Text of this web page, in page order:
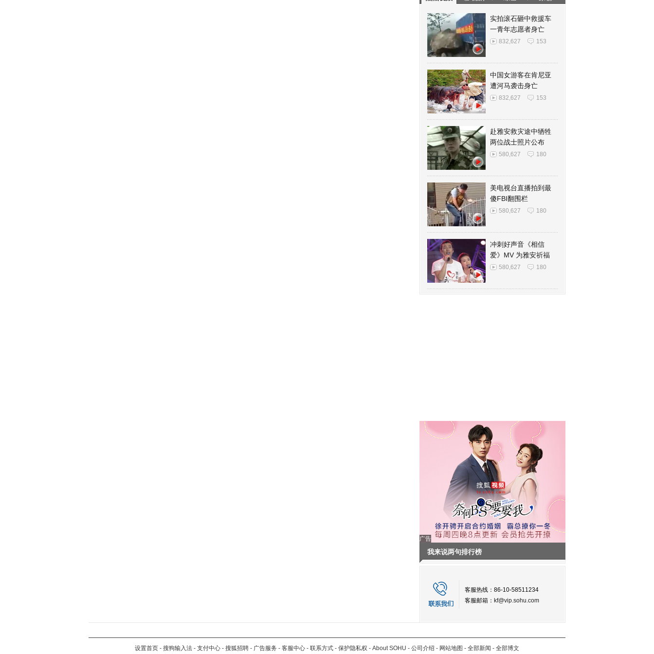
实拍滚石砸中救援车
一青年志愿者身亡
832,627 153
中国女游客在肯尼亚
遭河马袭击身亡
832,627 153
赴雅安救灾途中牺牲
两位战士照片公布
580,627 180
美电视台直播拍到最
傻FBI翻围栏
580,627 180
冲刺好声音《相信
爱》MV 为雅安祈福
580,627 180
广告
我来说两句排行榜
客服热线：86-10-58511234
客服邮箱： kf@vip.sohu.com
设置首页 - 搜狗输入法 - 支付中心 - 搜狐招聘 - 广告服务 - 客服中心 - 联系方式 - 保护隐私权 - About SOHU - 公司介绍 - 网站地图 - 全部新闻 - 全部博文